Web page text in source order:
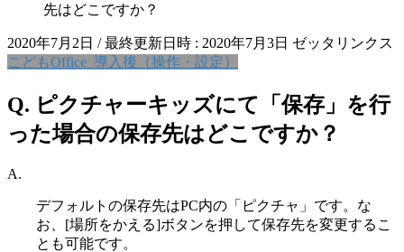
先はどこですか？
2020年7月2日 / 最終更新日時 : 2020年7月3日 ゼッタリンクス
こどもOffice_導入後（操作・設定）
Q. ピクチャーキッズにて「保存」を行
った場合の保存先はどこですか？
A.
デフォルトの保存先はPC内の「ピクチャ」です。な
お、[場所をかえる]ボタンを押して保存先を変更するこ
とも可能です。